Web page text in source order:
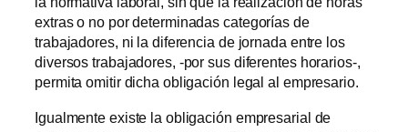
extras o no por determinadas categorías de
trabajadores, ni la diferencia de jornada entre los
diversos trabajadores, -por sus diferentes horarios-,
permita omitir dicha obligación legal al empresario.
Igualmente existe la obligación empresarial de